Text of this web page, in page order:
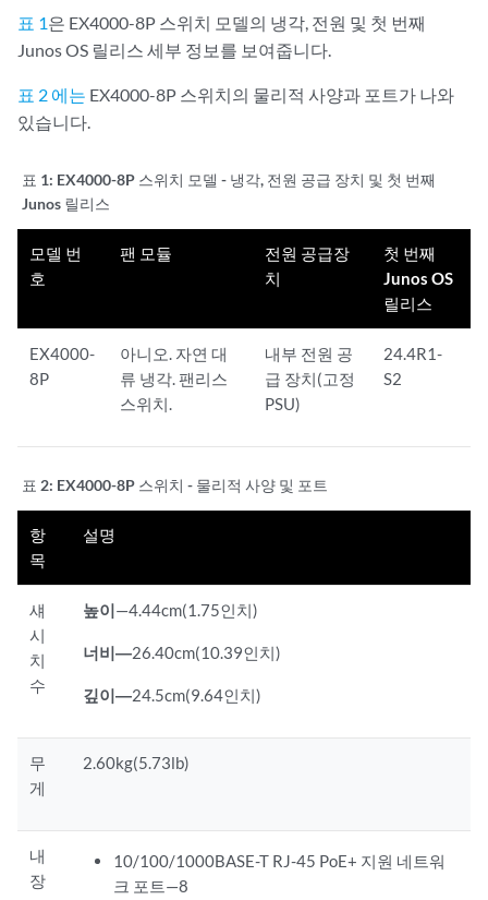
표 1은 EX4000-8P 스위치 모델의 냉각, 전원 및 첫 번째
Junos OS 릴리스 세부 정보를 보여줍니다.
표 2 에는 EX4000-8P 스위치의 물리적 사양과 포트가 나와
있습니다.
표 1: EX4000-8P 스위치 모델 - 냉각, 전원 공급 장치 및 첫 번째
Junos 릴리스
모델 번
호
팬 모듈
전원 공급장
치
첫 번째
Junos OS
릴리스
EX4000-
8P
아니오. 자연 대
류 냉각. 팬리스
스위치.
내부 전원 공
급 장치(고정
PSU)
24.4R1-
S2
표 2: EX4000-8P 스위치 - 물리적 사양 및 포트
항
목
설명
섀
시
치
수
높이—4.44cm(1.75인치)
너비—26.40cm(10.39인치)
깊이—24.5cm(9.64인치)
무
게
2.60kg(5.73lb)
내
장
10/100/1000BASE-T RJ-45 PoE+ 지원 네트워
크 포트—8